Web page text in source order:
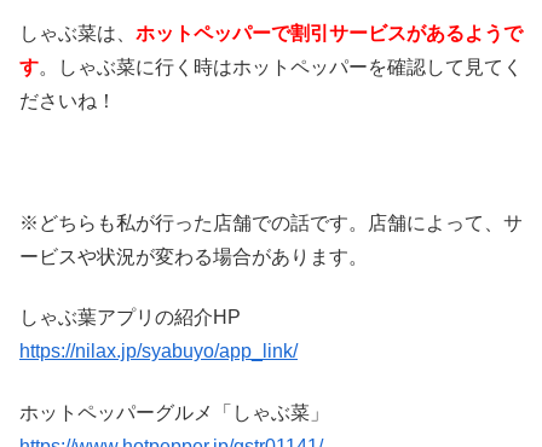
しゃぶ菜は、 ホットペッパーで割引サービスがあるようで
す。しゃぶ菜に行く時はホットペッパーを確認して見てく
ださいね！
※どちらも私が行った店舗での話です。店舗によって、サ
ービスや状況が変わる場合があります。
しゃぶ葉アプリの紹介HP
https://nilax.jp/syabuyo/app_link/
ホットペッパーグルメ「しゃぶ菜」